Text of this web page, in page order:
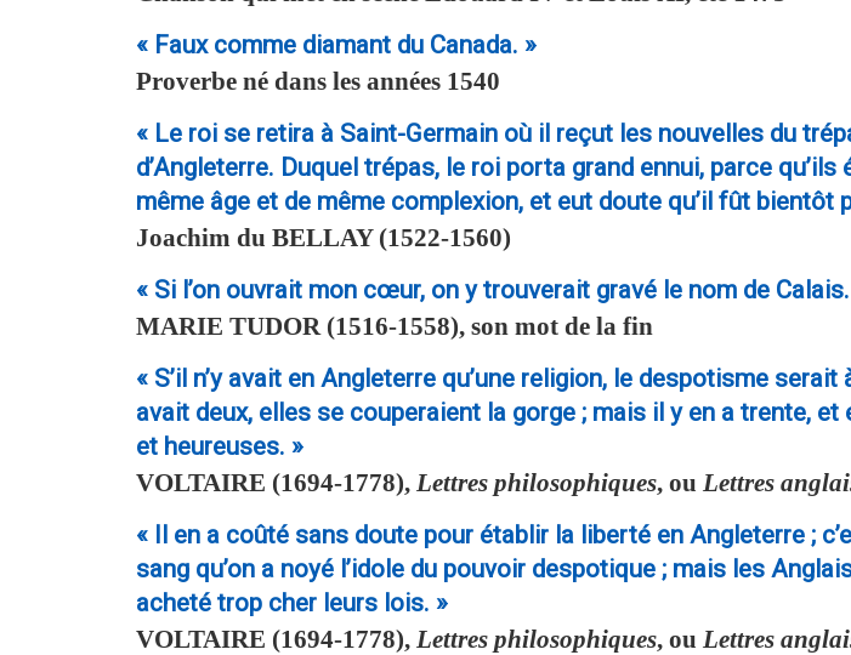
« Faux comme diamant du Canada. »
Proverbe né dans les années 1540
« Le roi se retira à Saint-Germain où il reçut les nouvelles du
d’Angleterre. Duquel trépas, le roi porta grand ennui, parce qu’ils
même âge et de même complexion, et eut doute qu’il fût bientôt
Joachim du BELLAY(1522-1560)
« Si l’on ouvrait mon cœur, on y trouverait gravé le nom de
MARIE TUDOR (1516-1558), son mot de la fin
« S’il n’y avait en Angleterre qu’une religion, le despotisme serait
avait deux, elles se couperaient la gorge ; mais il y en a trente, et
et heureuses. »
VOLTAIRE (1694-1778), Lettres philosophiques, ou Lettres
« Il en a coûté sans doute pour établir la liberté en Angleterre ;
sang qu’on a noyé l’idole du pouvoir despotique ; mais les
acheté trop cher leurs lois. »
VOLTAIRE (1694-1778), Lettres philosophiques, ou Lettres